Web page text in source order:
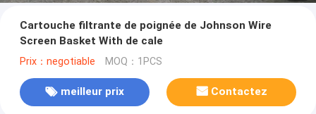
Cartouche filtrante de poignée de Johnson Wire
Screen Basket With de cale
Prix：negotiable MOQ：1PCS
meilleur prix Contactez